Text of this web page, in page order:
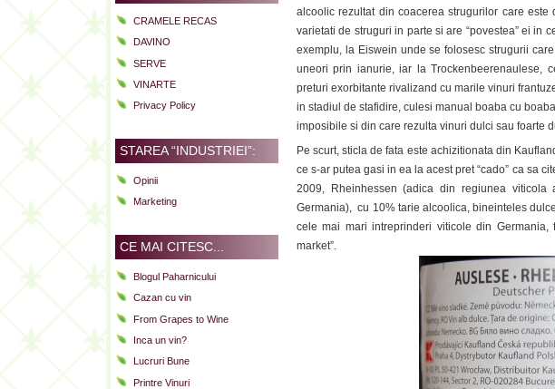
CRAMELE RECAS
DAVINO
SERVE
VINARTE
Privacy Policy
STAREA “INDUSTRIEI”:
Opinii
Marketing
CE MAI CITESC...
Blogul Paharnicului
Cazan cu vin
From Grapes to Wine
Inca un vin?
Lucruri Bune
Printre Vinuri
alcoolic rezultat din coacerea strugurilor care
varietati de struguri in parte si are “povestea” ei in
exemplu, la Eiswein unde se folosesc strugurii
uneori prin ianurie, iar la Trockenbeerenaulese,
preturi exorbitante rivalizand cu marile vinuri
in stadiul de stafidire, culesi manual boaba cu
imposibile si din care rezulta vinuri dulci sau foarte
Pe scurt, sticla de fata este achizitionata din
ce s-ar putea gasi in ea la acest pret “cado” ca sa
2009, Rheinhessen (adica din regiunea
Germania), cu 10% tarie alcoolica, bineinteles
cele mai mari intreprinderi viticole din
market”.